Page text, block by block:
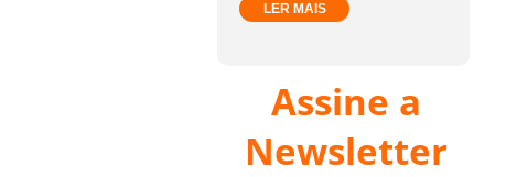
LER MAIS
Assine a
Newsletter